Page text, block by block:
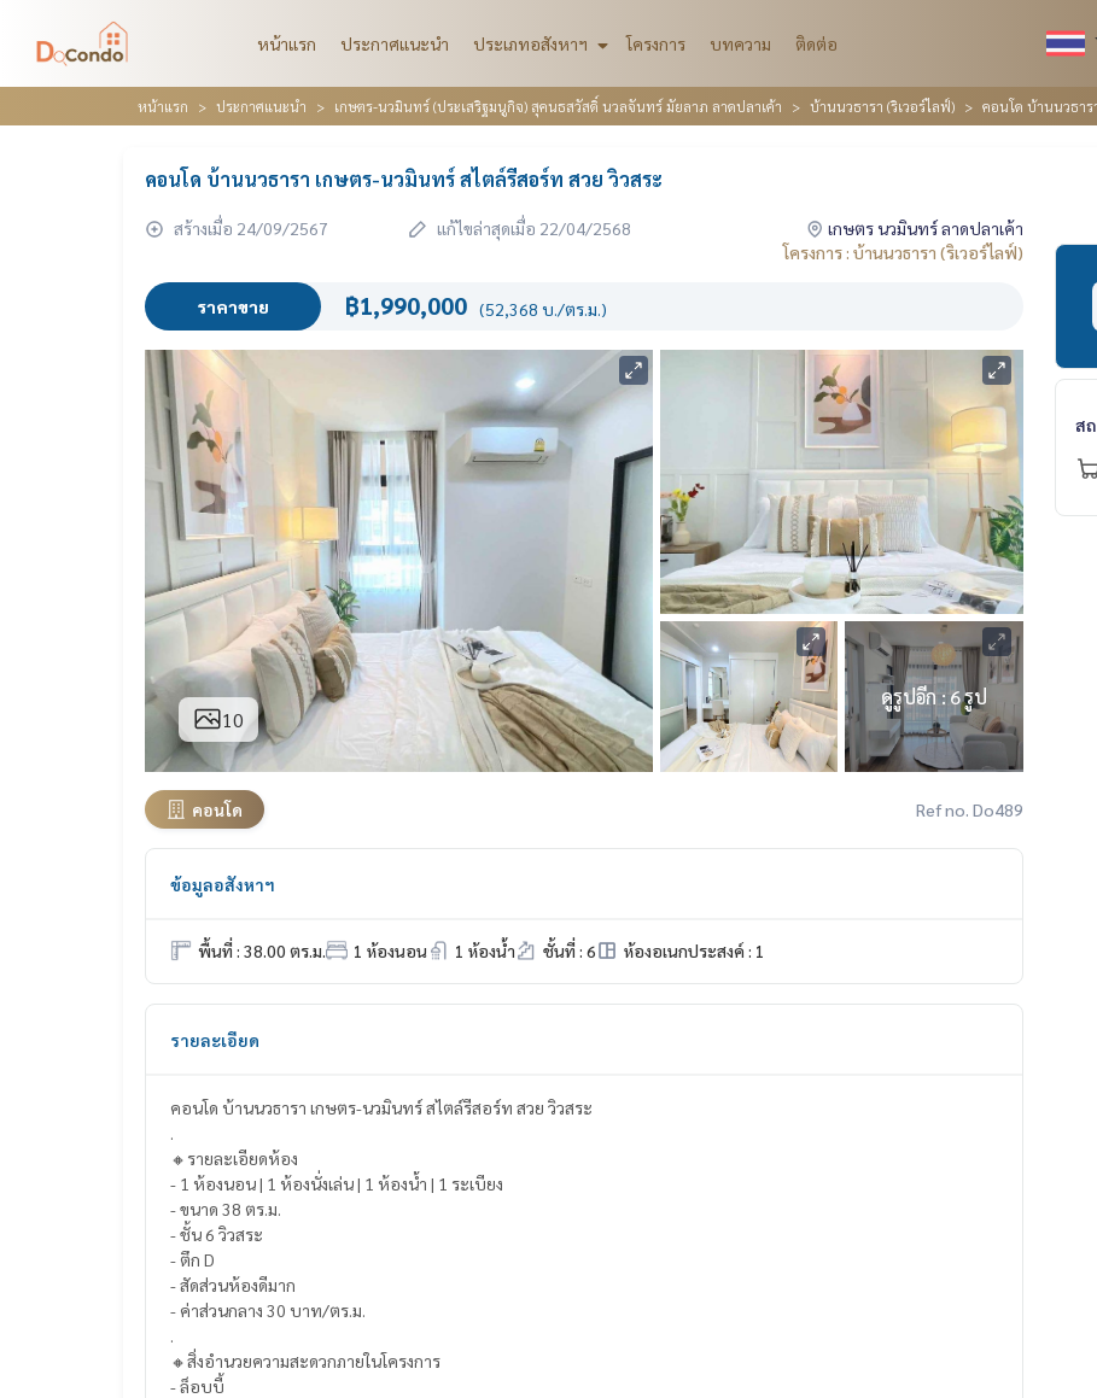
หน้าแรก ประกาศแนะนำ ประเภทอสังหาฯ โครงการ บทความ ติดต่อ
หน้าแรก ประกาศแนะนำ เกษตร-นวมินทร์ (ประเสริฐมนูกิจ) สุคนธสวัสดิ์ นวลจันทร์ มัยลาภ ลาดปลาเค้า บ้านนวธารา (ริเวอร์ไลฟ์) คอนโด บ้านนวธาร
คอนโด บ้านนวธารา เกษตร-นวมินทร์ สไตล์รีสอร์ท สวย วิวสระ
สร้างเมื่อ 24/09/2567 แก้ไขล่าสุดเมื่อ 22/04/2568
เกษตร นวมินทร์ ลาดปลาเค้า
โครงการ : บ้านนวธารา (ริเวอร์ไลฟ์)
ราคาขาย ฿1,990,000 (52,368 บ./ตร.ม.)
10
ดูรูปอีก : 6 รูป
คอนโด Ref no. Do489
ข้อมูลอสังหาฯ
พื้นที่ : 38.00 ตร.ม. 1 ห้องนอน 1 ห้องน้ำ ชั้นที่ : 6 ห้องอเนกประสงค์ : 1
รายละเอียด
คอนโด บ้านนวธารา เกษตร-นวมินทร์ สไตล์รีสอร์ท สวย วิวสระ
🔸รายละเอียดห้อง
- 1 ห้องนอน | 1 ห้องนั่งเล่น | 1 ห้องน้ำ | 1 ระเบียง
- ขนาด 38 ตร.ม.
- ชั้น 6 วิวสระ
- ตึก D
- สัดส่วนห้องดีมาก
- ค่าส่วนกลาง 30 บาท/ตร.ม.
🔸สิ่งอำนวยความสะดวกภายในโครงการ
- ล็อบบี้
ส